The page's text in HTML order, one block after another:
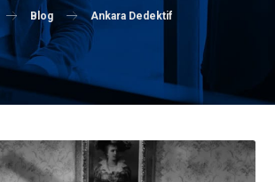
Blog Ankara Dedektif